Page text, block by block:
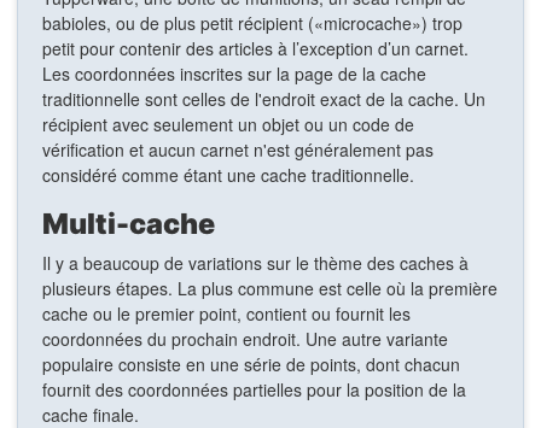
babioles, ou de plus petit récipient («microcache») trop
petit pour contenir des articles à l’exception d’un carnet.
Les coordonnées inscrites sur la page de la cache
traditionnelle sont celles de l'endroit exact de la cache. Un
récipient avec seulement un objet ou un code de
vérification et aucun carnet n'est généralement pas
considéré comme étant une cache traditionnelle.
Multi-cache
Il y a beaucoup de variations sur le thème des caches à
plusieurs étapes. La plus commune est celle où la première
cache ou le premier point, contient ou fournit les
coordonnées du prochain endroit. Une autre variante
populaire consiste en une série de points, dont chacun
fournit des coordonnées partielles pour la position de la
cache finale.